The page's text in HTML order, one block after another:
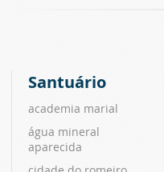
Santuário
academia marial
água mineral
aparecida